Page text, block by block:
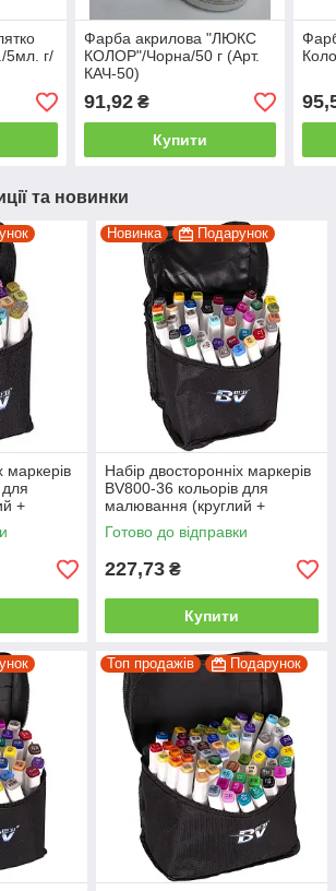
5мл. г/
Фарба акрилова "ЛЮКС
КОЛОР"/Чорна/50 г (Арт.
КАЧ-50)
91,92₴
Купити
та новинки
маркерів
для
+
у
Новинка Подарунок
Набір двосторонніх маркерів
BV800-36 кольорів для
малювання (круглий +
скісний.) квадратний у сумці
Готово до відправки
227,73 ₴
Купити
Топ продажів Подарунок